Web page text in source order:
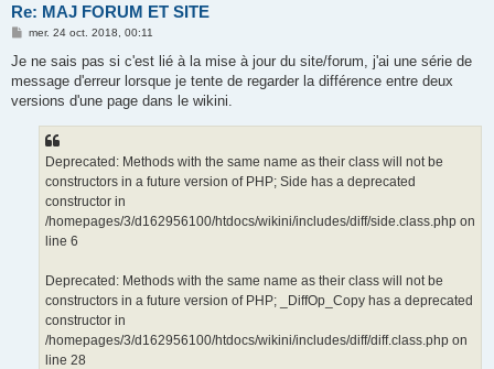
Re: MAJ FORUM ET SITE
M
s
a
g
mer. 24 oct. 2018, 00:11
Je ne sais pas si c'est lié à la mise à jour du site/forum, j'ai une série de
message d'erreur lorsque je tente de regarder la différence entre deux
versions d'une page dans le wikini.
Deprecated: Methods with the same name as their class will not be
constructors in a future version of PHP; Side has a deprecated
constructor in
/homepages/3/d162956100/htdocs/wikini/includes/diff/side.class.php on
line 6
Deprecated: Methods with the same name as their class will not be
constructors in a future version of PHP; _DiffOp_Copy has a deprecated
constructor in
/homepages/3/d162956100/htdocs/wikini/includes/diff/diff.class.php on
line 28